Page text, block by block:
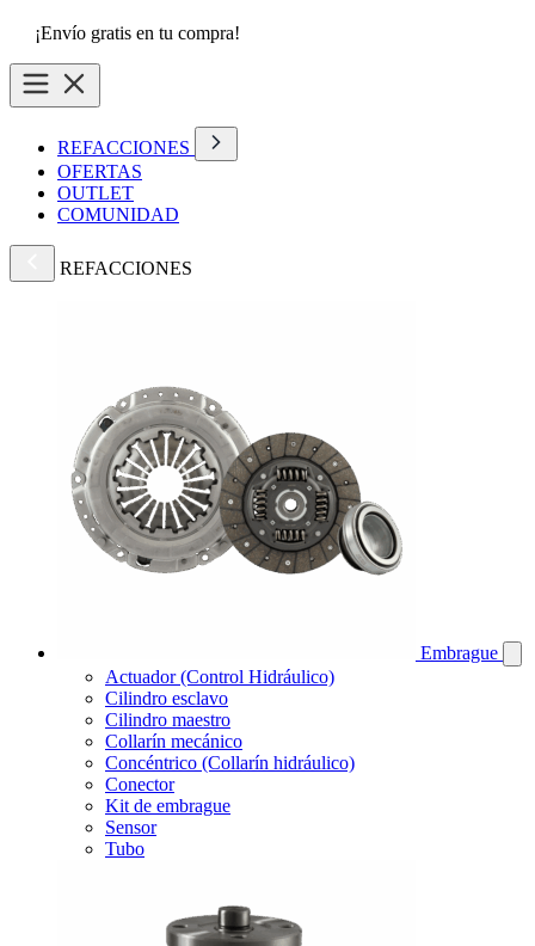
¡Envío gratis en tu compra!
REFACCIONES
OFERTAS
OUTLET
COMUNIDAD
REFACCIONES
Embrague
Actuador (Control Hidráulico)
Cilindro esclavo
Cilindro maestro
Collarín mecánico
Concéntrico (Collarín hidráulico)
Conector
Kit de embrague
Sensor
Tubo